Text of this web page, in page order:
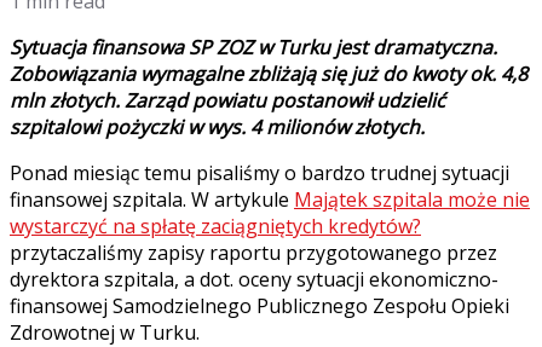
Sytuacja finansowa SP ZOZ w Turku jest dramatyczna.
Zobowiązania wymagalne zbliżają się już do kwoty ok. 4,8
mln złotych. Zarząd powiatu postanowił udzielić
szpitalowi pożyczki w wys. 4 milionów złotych.
Ponad miesiąc temu pisaliśmy o bardzo trudnej sytuacji
finansowej szpitala. W artykule Majątek szpitala może nie
wystarczyć na spłatę zaciągniętych kredytów?
przytaczaliśmy zapisy raportu przygotowanego przez
dyrektora szpitala, a dot. oceny sytuacji ekonomiczno-
finansowej Samodzielnego Publicznego Zespołu Opieki
Zdrowotnej w Turku.